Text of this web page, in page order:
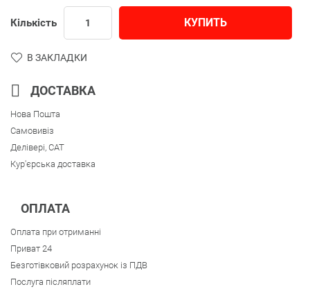
Кількість КУПИТЬ
В ЗАКЛАДКИ
ДОСТАВКА
Нова Пошта
Самовивіз
Делівері, CAT
Кур'єрська доставка
ОПЛАТА
Оплата при отриманні
Приват 24
Безготівковий розрахунок із ПДВ
Послуга післяплати